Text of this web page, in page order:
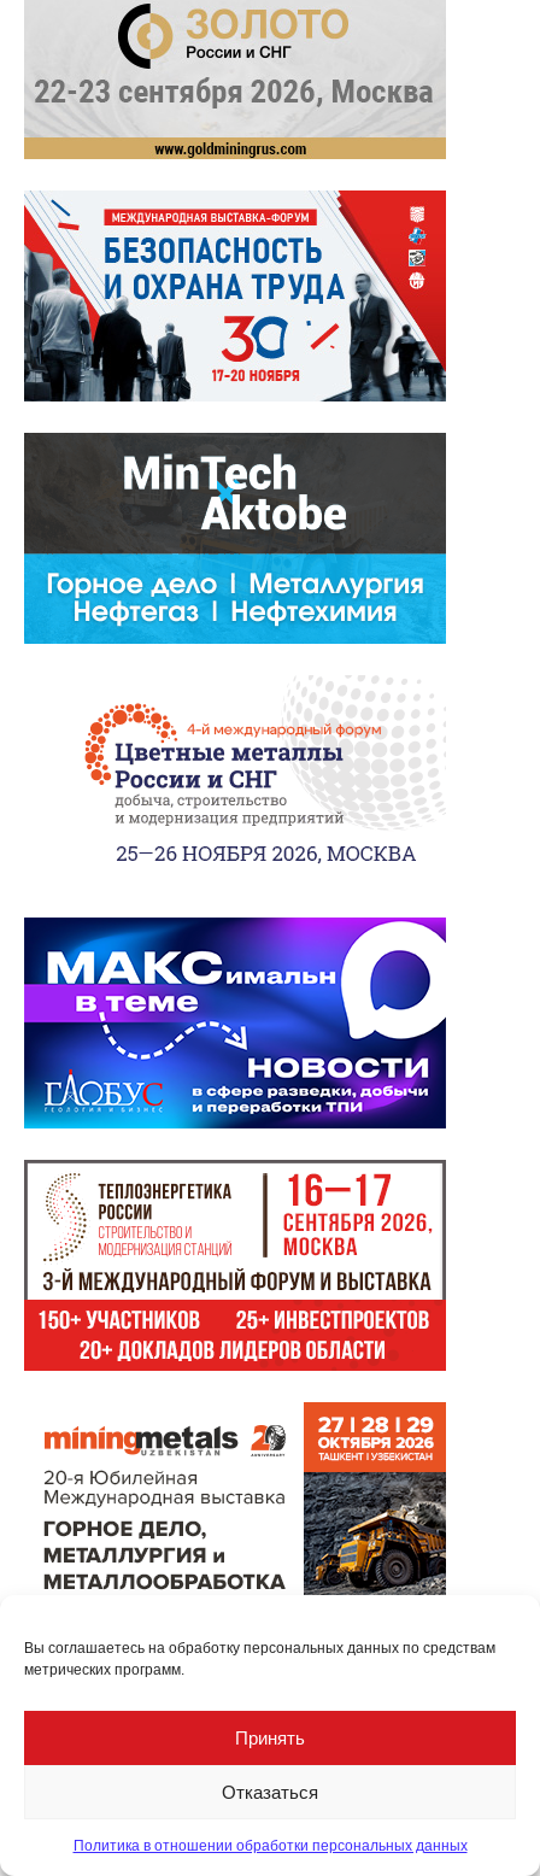
Вы соглашаетесь на обработку персональных данных по средствам
метрических программ.
Принять
Отказаться
Политика в отношении обработки персональных данных